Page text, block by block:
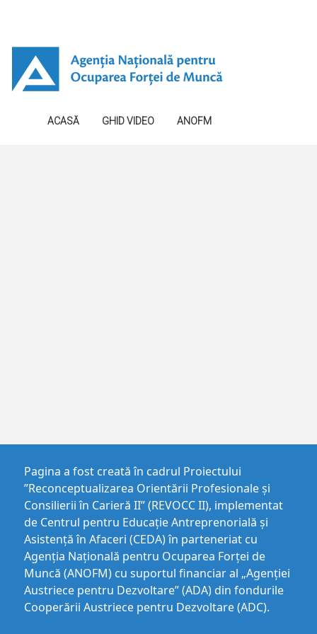
ACASĂ GHID VIDEO ANOFM
Pagina a fost creată în cadrul Proiectului
”Reconceptualizarea Orientării Profesionale și
Consilierii în Carieră II” (REVOCC II), implementat
de Centrul pentru Educaţie Antreprenorială şi
Asistenţă în Afaceri (CEDA) în parteneriat cu
Agenția Națională pentru Ocuparea Forței de
Muncă (ANOFM) cu suportul financiar al „Agenției
Austriece pentru Dezvoltare” (ADA) din fondurile
Cooperării Austriece pentru Dezvoltare (ADC).